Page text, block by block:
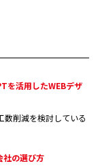
を活用したWEBデザ
数削減を検討している
社の選び方